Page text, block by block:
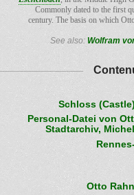
Commonly dated to the first
century. The basis on which
See also: Wolfram
Schloss
Personal-Datei von
Stadtarchiv,
Otto